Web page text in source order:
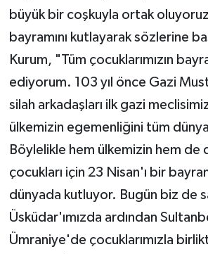
büyük bir coşkuyla ortak
bayramını kutlayarak sözlerine
Kurum, "Tüm çocuklarımızın
ediyorum. 103 yıl önce Gazi
silah arkadaşları ilk gazi
ülkemizin egemenliğini tüm
Böylelikle hem ülkemizin hem de
çocukları için 23 Nisan'ı bir
dünyada kutluyor. Bugün biz de
Üsküdar'ımızda ardından
Ümraniye'de çocuklarımızla